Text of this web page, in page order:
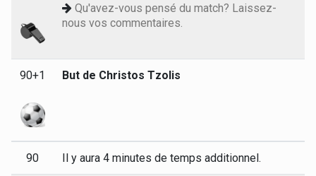
Qu'avez-vous pensé du match? Laissez-
nous vos commentaires.
90+1 But de Christos Tzolis
90 Il y aura 4 minutes de temps additionnel.